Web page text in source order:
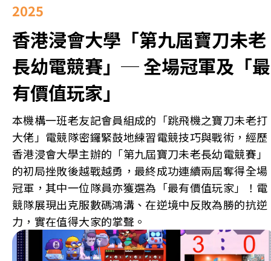
2025
香港浸會大學「第九屆寶刀未老
長幼電競賽」─ 全場冠軍及「最
有價值玩家」
本機構一班老友記會員組成的「跳飛機之寶刀未老打
大佬」電競隊密鑼緊鼓地練習電競技巧與戰術，經歷
香港浸會大學主辦的「第九屆寶刀未老長幼電競賽」
的初局挫敗後越戰越勇，最終成功連續兩屆奪得全場
冠軍，其中一位隊員亦獲選為「最有價值玩家」！電
競隊展現出克服數碼鴻溝、在逆境中反敗為勝的抗逆
力，實在值得大家的掌聲。